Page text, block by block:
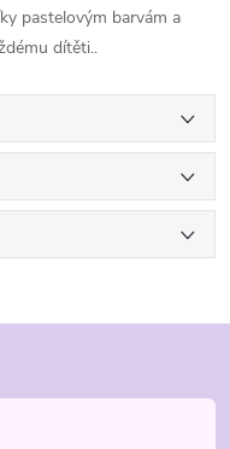
pastelovým barvám a
dítěti..